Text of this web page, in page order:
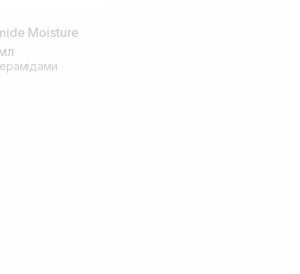
Moisture